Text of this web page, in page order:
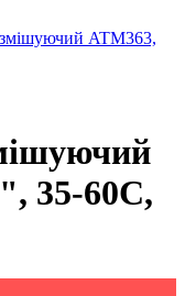
ATM363,
35-60C,